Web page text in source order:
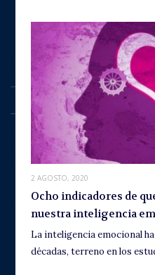
2 AGOSTO, 2020
Ocho indicadores de
nuestra inteligencia
La inteligencia emocional
décadas, terreno en los